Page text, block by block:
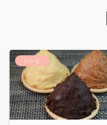
レシピ